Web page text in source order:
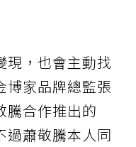
現，也會主動找
博家品牌總監張
騰合作推出的
過蕭敬騰本人同